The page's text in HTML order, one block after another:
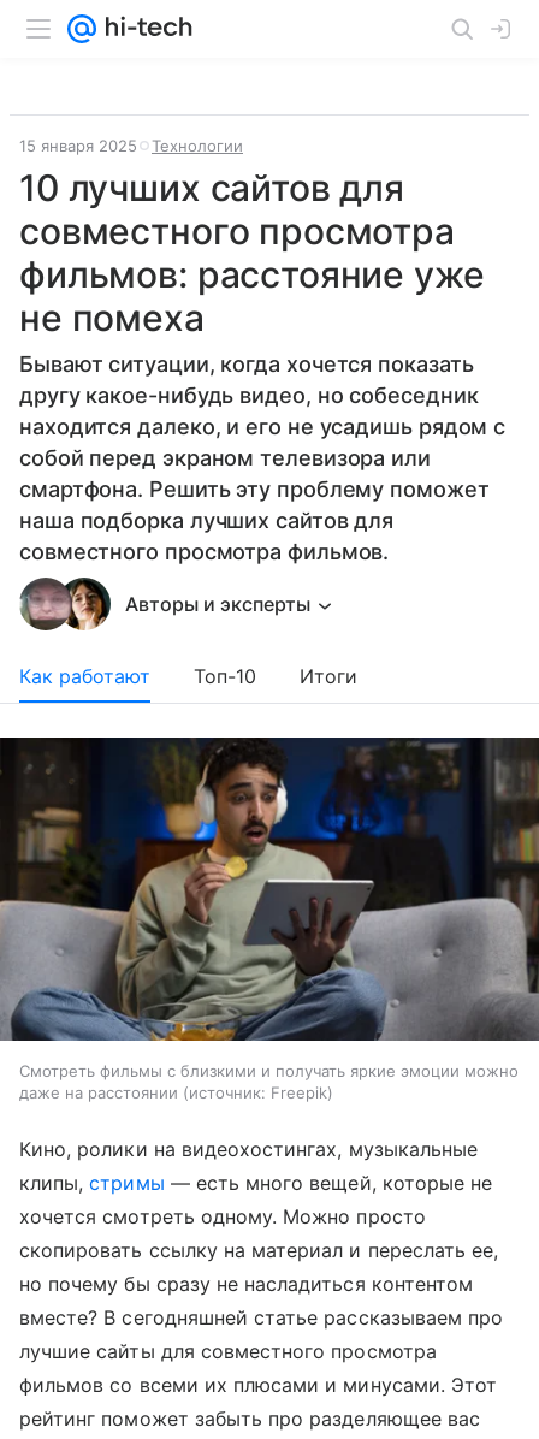
15 января 2025 Технологии
10 лучших сайтов для
совместного просмотра
фильмов: расстояние уже
не помеха
Бывают ситуации, когда хочется показать
другу какое-нибудь видео, но собеседник
находится далеко, и его не усадишь рядом с
собой перед экраном телевизора или
смартфона. Решить эту проблему поможет
наша подборка лучших сайтов для
совместного просмотра фильмов.
Авторы и эксперты
Как работают Топ-10 Итоги
Смотреть фильмы с близкими и получать яркие эмоции можно
даже на расстоянии
источник: Freepik
Кино, ролики на видеохостингах, музыкальные
клипы,стримы — есть много вещей, которые не
хочется смотреть одному. Можно просто
скопировать ссылку на материал и переслать ее,
но почему бы сразу не насладиться контентом
вместе? В сегодняшней статье рассказываем про
лучшие сайты для совместного просмотра
фильмов со всеми их плюсами и минусами. Этот
рейтинг поможет забыть про разделяющее вас